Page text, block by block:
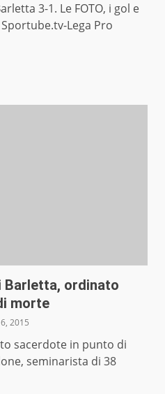
3-1. Le FOTO, i gol e
Lega Pro
Barletta, ordinato
morte
2015
sacerdote in punto di
seminarista di 38